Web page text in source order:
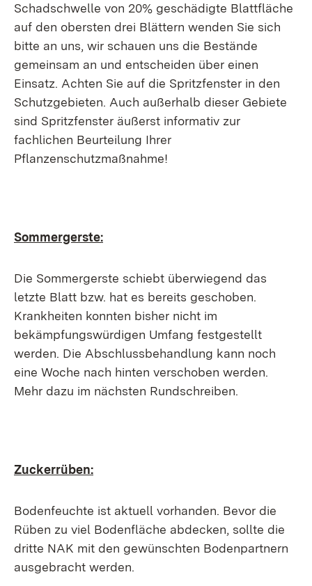
Schadschwelle von 20% geschädigte Blattfläche
auf den obersten drei Blättern wenden Sie sich
bitte an uns, wir schauen uns die Bestände
gemeinsam an und entscheiden über einen
Einsatz. Achten Sie auf die Spritzfenster in den
Schutzgebieten. Auch außerhalb dieser Gebiete
sind Spritzfenster äußerst informativ zur
fachlichen Beurteilung Ihrer
Pflanzenschutzmaßnahme!
Sommergerste:
Die Sommergerste schiebt überwiegend das
letzte Blatt bzw. hat es bereits geschoben.
Krankheiten konnten bisher nicht im
bekämpfungswürdigen Umfang festgestellt
werden. Die Abschlussbehandlung kann noch
eine Woche nach hinten verschoben werden.
Mehr dazu im nächsten Rundschreiben.
Zuckerrüben:
Bodenfeuchte ist aktuell vorhanden. Bevor die
Rüben zu viel Bodenfläche abdecken, sollte die
dritte NAK mit den gewünschten Bodenpartnern
ausgebracht werden.